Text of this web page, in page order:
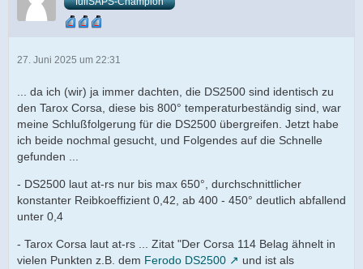
27. Juni 2025 um 22:31
... da ich (wir) ja immer dachten, die DS2500 sind identisch zu
den Tarox Corsa, diese bis 800° temperaturbeständig sind, war
meine Schlußfolgerung für die DS2500 übergreifen. Jetzt habe
ich beide nochmal gesucht, und Folgendes auf die Schnelle
gefunden ...
- DS2500 laut at-rs nur bis max 650°, durchschnittlicher
konstanter Reibkoeffizient 0,42, ab 400 - 450° deutlich abfallend
unter 0,4
- Tarox Corsa laut at-rs ... Zitat "Der Corsa 114 Belag ähnelt in
vielen Punkten z.B. dem Ferodo DS2500
und ist als